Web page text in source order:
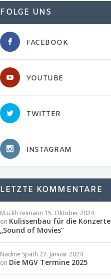
FOLGE UNS
FACEBOOK
YOUTUBE
TWITTER
INSTAGRAM
LETZTE KOMMENTARE
M.u.kh reimann 15. Oktober 2024
on Kulissenbau für die Konzerte
„Sound of Movies“
Nadine Späth 27. Januar 2024
on Die MGV Termine 2025